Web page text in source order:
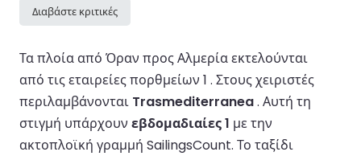
Διαβάστε κριτικές
Τα πλοία από Όραν προς Αλμερία εκτελούνται
από τις εταιρείες πορθμείων 1 . Στους χειριστές
περιλαμβάνονται Trasmediterranea. Αυτή τη
στιγμή υπάρχουν εβδομαδιαίες 1 με την
ακτοπλοϊκή γραμμή SailingsCount. Το ταξίδι